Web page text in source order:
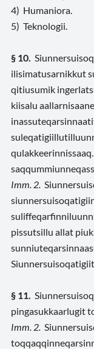
4) Humaniora.
5) Teknologii.
§ 10.
ilisimatusarnikkut
qitiusumik
kiisalu
Imm. 2.
pissutsillu allat
§ 11.
pingasukkaarlugit
Imm. 2.